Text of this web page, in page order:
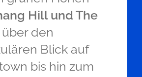
Hill und The
über den
Blick auf
bis hin zum